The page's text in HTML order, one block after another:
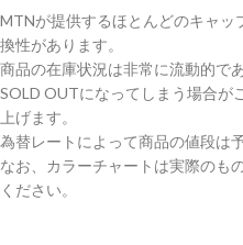
MTNが提供するほとんどのキャ
換性があります。
商品の在庫状況は非常に流動的で
SOLD OUTになってしまう場合が
上げます。
為替レートによって商品の値段は
なお、カラーチャートは実際のも
ください。